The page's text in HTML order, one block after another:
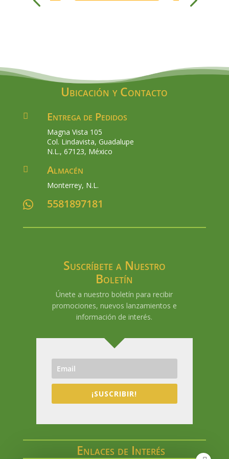
Ubicación y Contacto
 Entrega de Pedidos
Magna Vista 105
Col. Lindavista, Guadalupe
N.L., 67123, México

Almacén
Monterrey, N.L.
 5581897181
Suscríbete a Nuestro
Boletín
Únete a nuestro boletín para recibir
promociones, nuevos lanzamientos e
información de interés.
¡SUSCRIBIR!
Enlaces de Interés